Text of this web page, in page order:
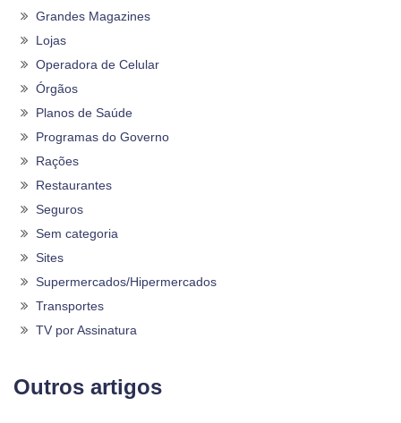
Grandes Magazines
Lojas
Operadora de Celular
Órgãos
Planos de Saúde
Programas do Governo
Rações
Restaurantes
Seguros
Sem categoria
Sites
Supermercados/Hipermercados
Transportes
TV por Assinatura
Outros artigos